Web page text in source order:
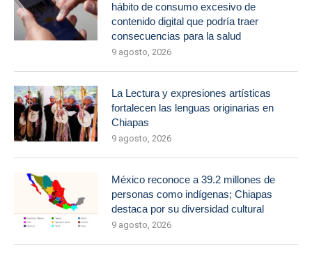
hábito de consumo excesivo de
contenido digital que podría traer
consecuencias para la salud
9 agosto, 2026
La Lectura y expresiones artísticas
fortalecen las lenguas originarias en
Chiapas
9 agosto, 2026
México reconoce a 39.2 millones de
personas como indígenas; Chiapas
destaca por su diversidad cultural
9 agosto, 2026